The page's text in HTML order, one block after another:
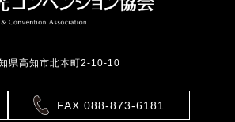
高知市北本町2-10-10
FAX 088-873-6181